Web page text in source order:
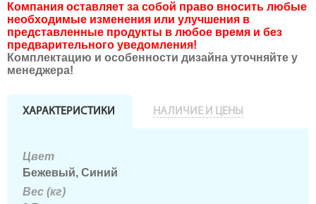
Компания оставляет за собой право вносить любые
необходимые изменения или улучшения в
представленные продукты в любое время и без
предварительного уведомления!
Комплектацию и особенности дизайна уточняйте у
менеджера!
ХАРАКТЕРИСТИКИ НАЛИЧИЕ И ЦЕНЫ
Цвет
Бежевый, Синий
Вес (кг)